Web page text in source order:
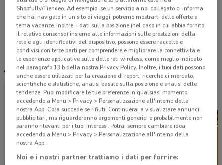
25.7 km
Tutti i negozi Orsolini
Altri volantini nelle vicinanze
Shopfully/Tiendeo. Ad esempio, se un servizio a noi collegato ci informa
che hai navigato in un sito di viaggi, potremo mostrarti delle offerte a
tema vacanze. Inoltre, i dati sulla posizione (nel caso in cui abbia fornito
il relativo consenso) insieme alle informazioni sulle prestazioni della
rete e agli identificativi del dispositivo, possono essere raccolte e
condivisi con terze parti per comprendere e migliorare la connettività e
le esperienze applicative sulle delle reti wireless, come meglio indicato
nel paragrafo 13.b della nostra Privacy Policy. Inoltre, i tuoi dati possono
anche essere utilizzati per la creazione di report, ricerche di mercato,
scientifiche e statistiche, analisi basate sulla posizione e analisi delle
tendenze. Puoi modificare le tue preferenze in qualsiasi momento
accedendo a Menu > Privacy > Personalizzazione all'interno della
nostra App. Cosa succede se rifiuti: Continuerai a visualizzare annunci
pubblicitari, ma riguarderanno argomenti generici e probabilmente non
saranno rilevanti per i tuoi interessi. Potrai sempre cambiare idea
accedendo a Menu > Privacy > Personalizzazione all'interno della
nostra App.
Noi e i nostri partner trattiamo i dati per fornire: